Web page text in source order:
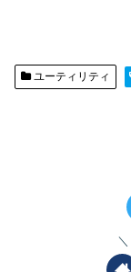
ユーティリティ